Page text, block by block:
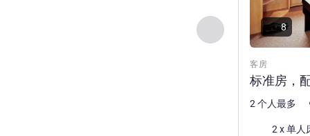
上一个 - 客房
客房
标准房，
8
2 个人最多
床上用品2 x 单人